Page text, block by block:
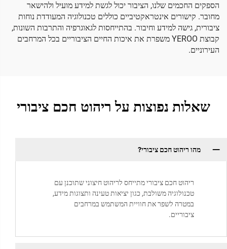
הספקים החכמים שלנו, הציבור יכול לגשת למידע מועיל ולהישאר
מחובר. קישורים אינטראקטיביים כוללים טכנולוגיה המעודדת נוחות
ציבורית, גישה למידע וחיבור. בהתייחסות לגאוגרפיה והתרבות השונות,
קבוצת YEROO משפרת את איכות החיים הציבוריים בכל המרחבים
העירוניים.
שאלות נפוצות על ריהוט חכם ציבורי
מהו ריהוט חכם ציבורי?
ריהוט חכם ציבורי מתייחס לריהוט חיצוני שתוכנן עם
טכנולוגיה משולבת, כגון יציאות טעינה ותצוגות מידע,
במטרה לשפר את חוויית המשתמש במרחבים
ציבוריים.